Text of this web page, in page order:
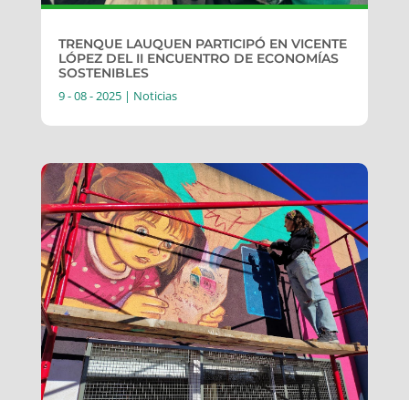
TRENQUE LAUQUEN PARTICIPÓ EN VICENTE
LÓPEZ DEL II ENCUENTRO DE ECONOMÍAS
SOSTENIBLES
9 - 08 - 2025| Noticias